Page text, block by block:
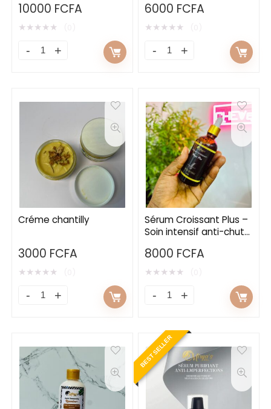
10000 FCFA
★★★★★
pousse
6000 FCFA
★★★★★
Créme chantilly
3000 FCFA
★★★★★
Sérum Croissant Plus –
Soin intensif anti-chute
repousse
8000 FCFA
★★★★★
BEST SELLER